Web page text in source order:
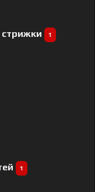
стрижки 1
1